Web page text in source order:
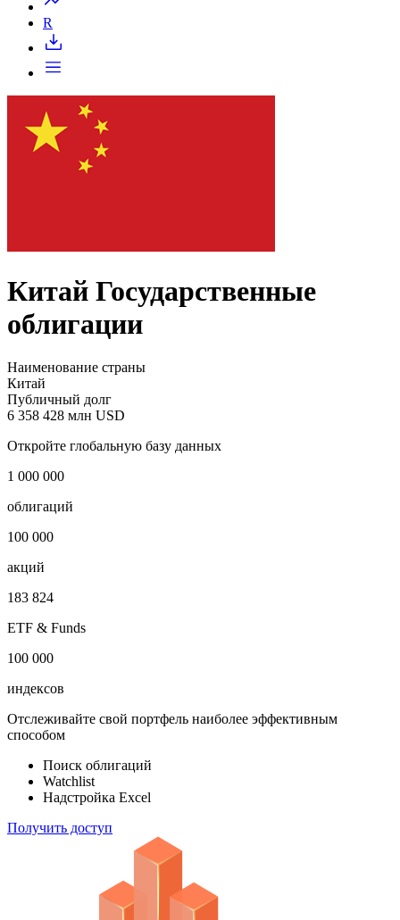
R
Китай Государственные
облигации
Наименование страны
Китай
Публичный долг
6 358 428 млн USD
Откройте глобальную базу данных
1 000 000
облигаций
100 000
акций
183 824
ETF & Funds
100 000
индексов
Отслеживайте свой портфель наиболее эффективным
способом
Поиск облигаций
Watchlist
Надстройка Excel
Получить доступ